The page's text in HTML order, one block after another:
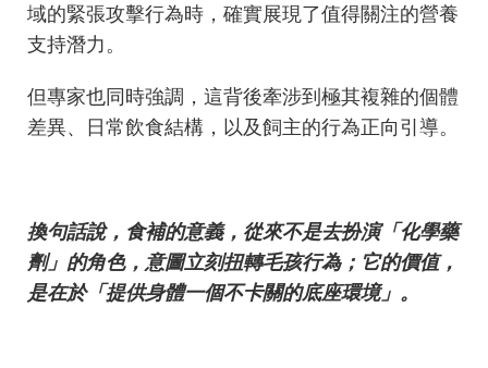
域的緊張攻擊行為時，確實展現了值得關注的營養
支持潛力。
但專家也同時強調，這背後牽涉到極其複雜的個體
差異、日常飲食結構，以及飼主的行為正向引導。
換句話說，食補的意義，從來不是去扮演「化學藥
劑」的角色，意圖立刻扭轉毛孩行為；它的價值，
是在於「提供身體一個不卡關的底座環境」。